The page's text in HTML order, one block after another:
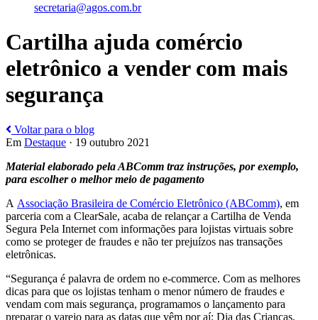
secretaria@agos.com.br
Cartilha ajuda comércio
eletrônico a vender com mais
segurança
Voltar para o blog
Em Destaque · 19 outubro 2021
Material elaborado pela ABComm traz instruções, por exemplo,
para escolher o melhor meio de pagamento
A Associação Brasileira de Comércio Eletrônico (ABComm), em
parceria com a ClearSale, acaba de relançar a Cartilha de Venda
Segura Pela Internet com informações para lojistas virtuais sobre
como se proteger de fraudes e não ter prejuízos nas transações
eletrônicas.
“Segurança é palavra de ordem no e-commerce. Com as melhores
dicas para que os lojistas tenham o menor número de fraudes e
vendam com mais segurança, programamos o lançamento para
preparar o varejo para as datas que vêm por aí: Dia das Crianças,